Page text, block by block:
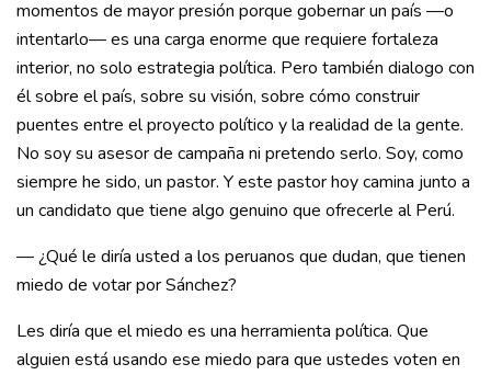
momentos de mayor presión porque gobernar un país —o
intentarlo— es una carga enorme que requiere fortaleza
interior, no solo estrategia política. Pero también dialogo con
él sobre el país, sobre su visión, sobre cómo construir
puentes entre el proyecto político y la realidad de la gente.
No soy su asesor de campaña ni pretendo serlo. Soy, como
siempre he sido, un pastor. Y este pastor hoy camina junto a
un candidato que tiene algo genuino que ofrecerle al Perú.
— ¿Qué le diría usted a los peruanos que dudan, que tienen
miedo de votar por Sánchez?
Les diría que el miedo es una herramienta política. Que
alguien está usando ese miedo para que ustedes voten en